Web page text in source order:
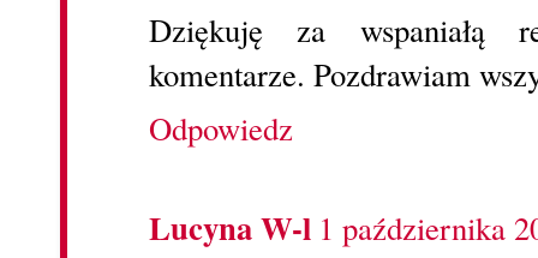
Dziękuję za wspaniałą
komentarze. Pozdrawiam
Odpowiedz
Lucyna W-l 1 października